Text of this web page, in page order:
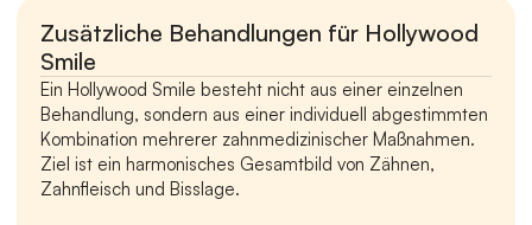
Zusätzliche Behandlungen für Hollywood
Smile
Ein Hollywood Smile besteht nicht aus einer einzelnen
Behandlung, sondern aus einer individuell abgestimmten
Kombination mehrerer zahnmedizinischer Maßnahmen.
Ziel ist ein harmonisches Gesamtbild von Zähnen,
Zahnfleisch und Bisslage.